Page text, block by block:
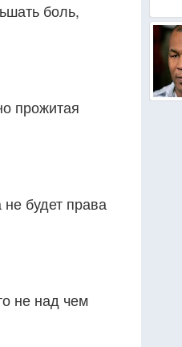
боль,
прожитая
будет права
не над чем